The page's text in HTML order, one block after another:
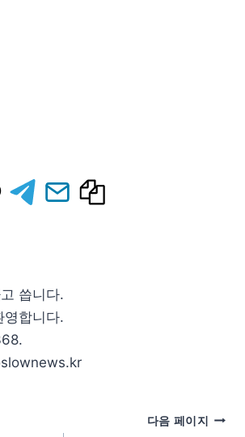
씁니다.
영합니다.
다음 페이지